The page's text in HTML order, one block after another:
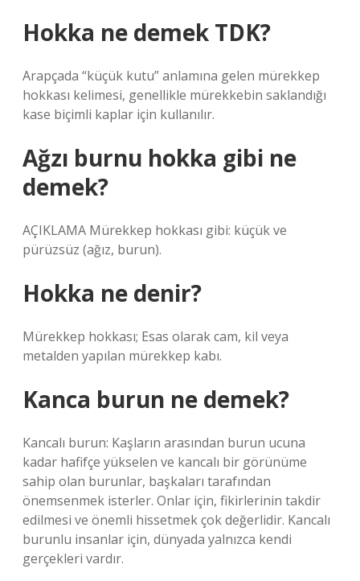
Hokka ne demek TDK?
Arapçada “küçük kutu” anlamına gelen mürekkep
hokkası kelimesi, genellikle mürekkebin saklandığı
kase biçimli kaplar için kullanılır.
Ağzı burnu hokka gibi ne
demek?
AÇIKLAMA Mürekkep hokkası gibi: küçük ve
pürüzsüz (ağız, burun).
Hokka ne denir?
Mürekkep hokkası; Esas olarak cam, kil veya
metalden yapılan mürekkep kabı.
Kanca burun ne demek?
Kancalı burun: Kaşların arasından burun ucuna
kadar hafifçe yükselen ve kancalı bir görünüme
sahip olan burunlar, başkaları tarafından
önemsenmek isterler. Onlar için, fikirlerinin takdir
edilmesi ve önemli hissetmek çok değerlidir. Kancalı
burunlu insanlar için, dünyada yalnızca kendi
gerçekleri vardır.